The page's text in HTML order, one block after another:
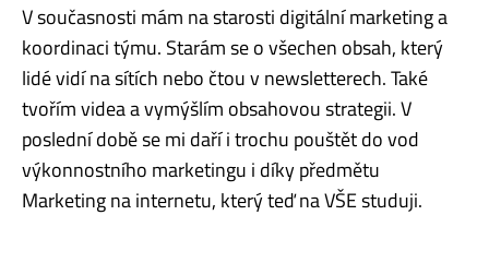
V současnosti mám na starosti digitální marketing a
koordinaci týmu. Starám se o všechen obsah, který
lidé vidí na sítích nebo čtou v newsletterech. Také
tvořím videa a vymýšlím obsahovou strategii. V
poslední době se mi daří i trochu pouštět do vod
výkonnostního marketingu i díky předmětu
Marketing na internetu, který teď na VŠE studuji.